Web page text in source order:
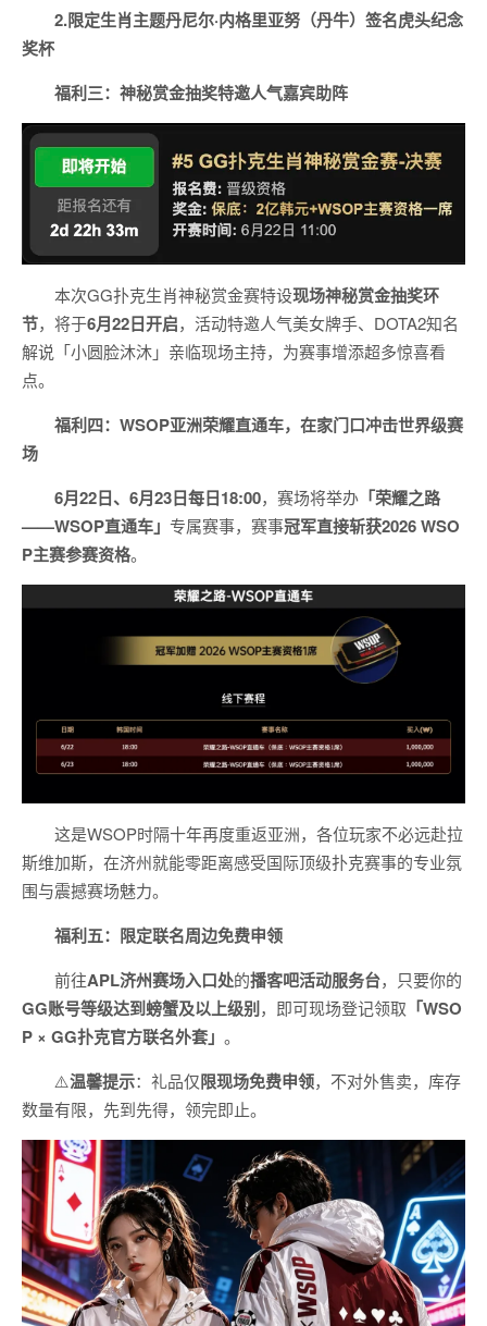
2.限定生肖主题丹尼尔·内格里亚努（丹牛）签名虎头纪念
奖杯
福利三：神秘赏金抽奖特邀人气嘉宾助阵
本次GG扑克生肖神秘赏金赛特设现场神秘赏金抽奖环
节，将于6月22日开启，活动特邀人气美女牌手、DOTA2知名
解说「小圆脸沐沐」亲临现场主持，为赛事增添超多惊喜看
点。
福利四：WSOP亚洲荣耀直通车，在家门口冲击世界级赛
场
6月22日、6月23日每日18:00，赛场将举办 「荣耀之路
——WSOP直通车」 专属赛事，赛事冠军直接斩获2026 WSO
P主赛参赛资格。
这是WSOP时隔十年再度重返亚洲，各位玩家不必远赴拉
斯维加斯，在济州就能零距离感受国际顶级扑克赛事的专业氛
围与震撼赛场魅力。
福利五：限定联名周边免费申领
前往APL济州赛场入口处的播客吧活动服务台，只要你的
GG账号等级达到螃蟹及以上级别，即可现场登记领取 「WSO
P × GG扑克官方联名外套」 。
⚠️温馨提示：礼品仅限现场免费申领，不对外售卖，库存
数量有限，先到先得，领完即止。